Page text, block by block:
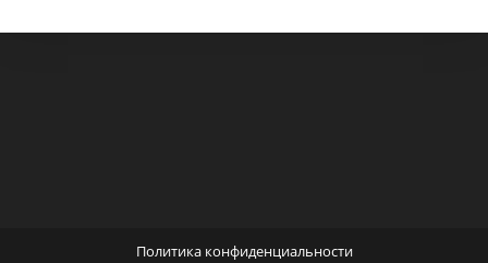
Политика конфиденциальности